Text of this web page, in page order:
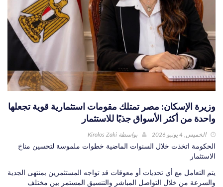
وزيرة الإسكان: مصر تمتلك مقومات استثمارية قوية تجعلها
واحدة من أكثر الأسواق جذبًا للاستثمار
الخميس, 4 يونيو 2026 بواسطة Kirolos Zaki
الحكومة اتخذت خلال السنوات الماضية خطوات ملموسة لتحسين مناخ
الاستثمار
يتم التعامل مع أي تحديات أو معوقات قد تواجه المستثمرين بمنتهى الجدية
والسرعة من خلال التواصل المباشر والتنسيق المستمر بين مختلف